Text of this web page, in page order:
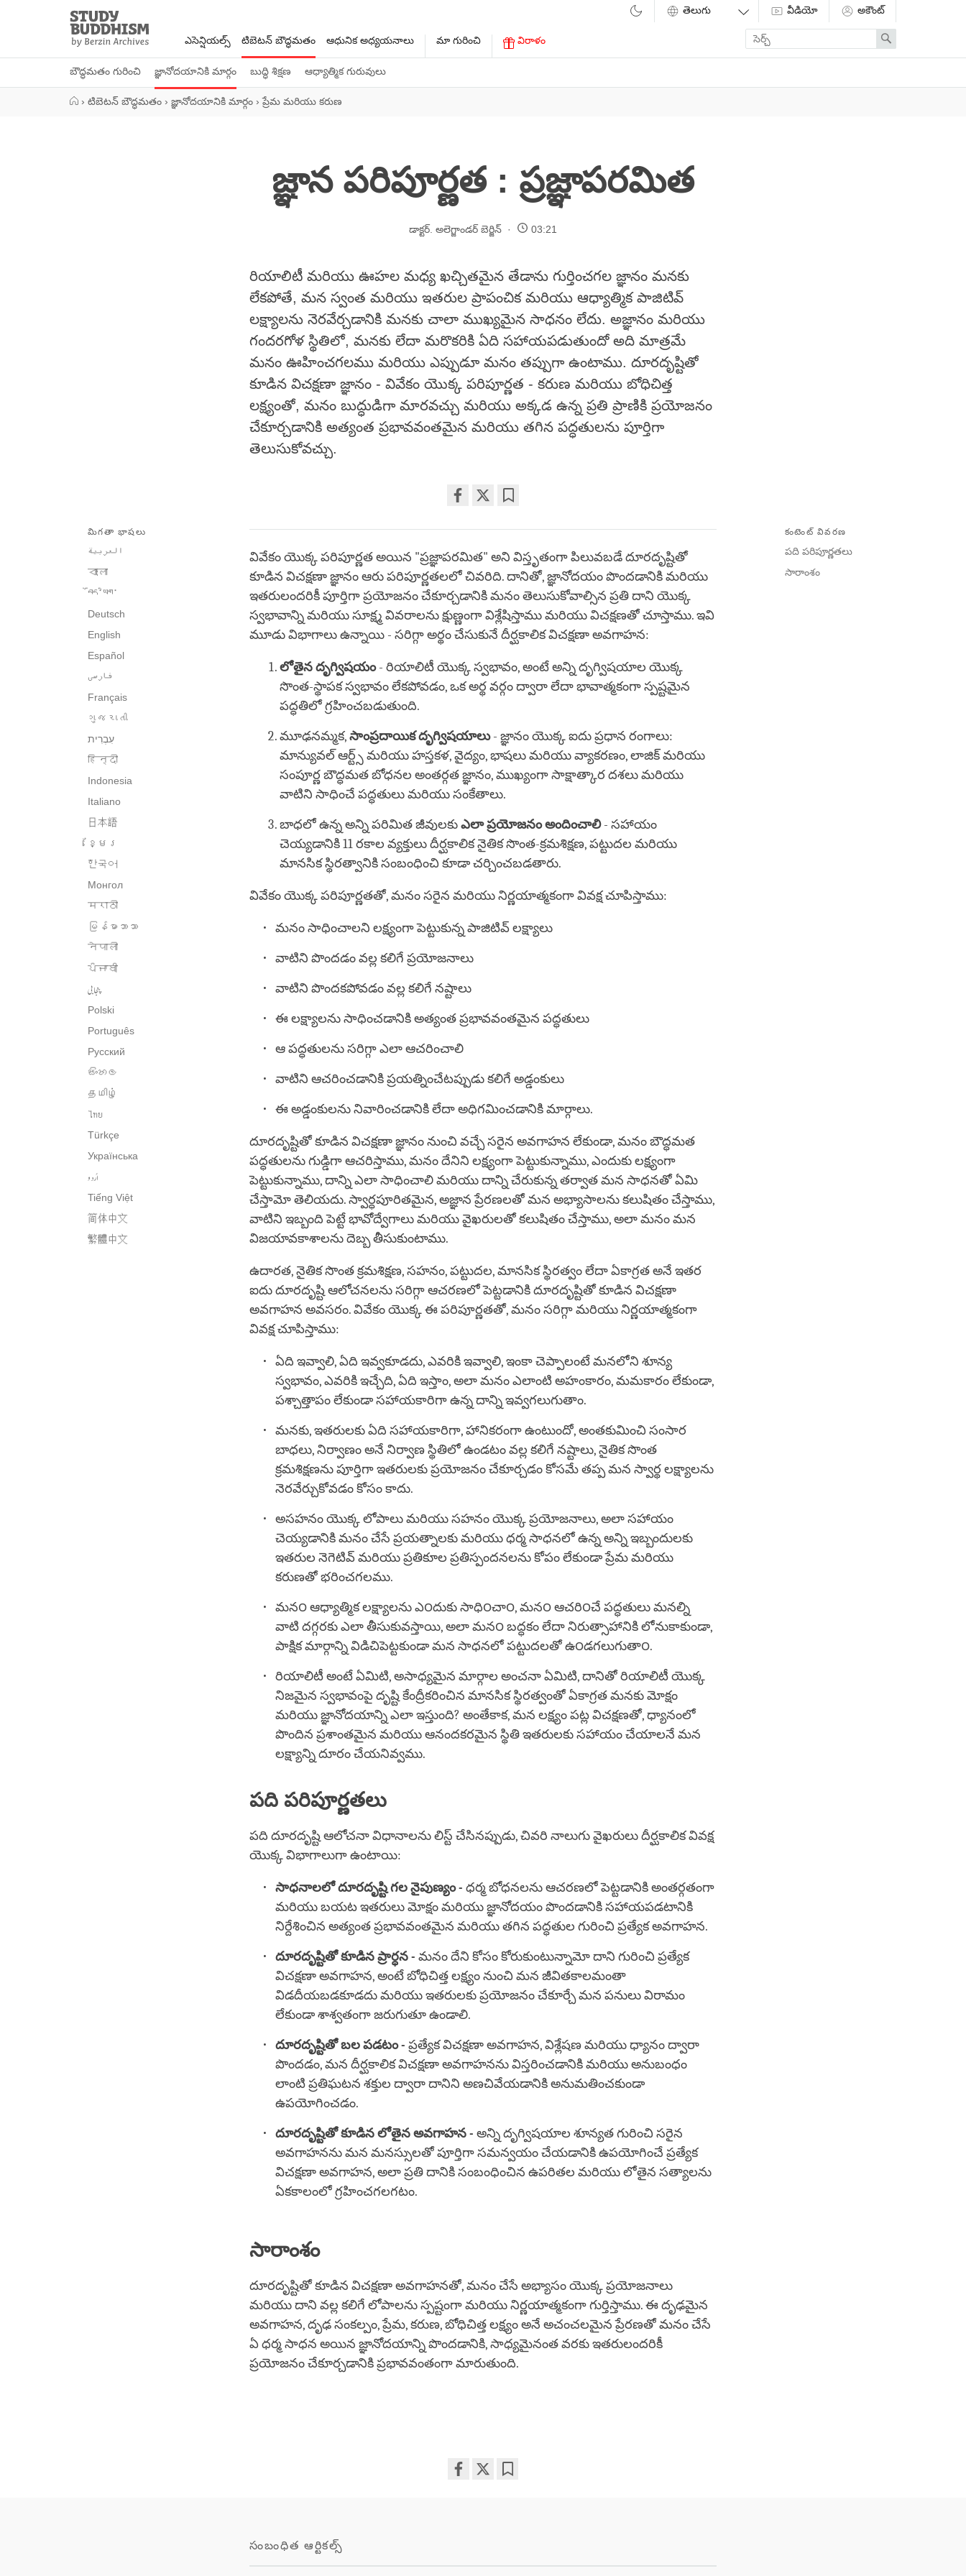
Study
Buddhism
Home
ఎసెన్షియల్స్ టిబెటన్ బౌద్ధమతం
బౌద్ధమతం గురించి జ్ఞానోదయానికి మార్గం బుద్ధి శిక్షణ ఆధ్యాత్మిక గురువులు
ఆధునిక అధ్యయనాలు మా గురించి విరాళం
వీడియో అకౌంట్
Enter
search
term
Search
› టిబెటన్ బౌద్ధమతం › జ్ఞానోదయానికి మార్గం ›ప్రేమ మరియు కరుణ
జ్ఞాన పరిపూర్ణత : ప్రజ్ఞాపరమిత
డాక్టర్. అలెగ్జాండర్ బెర్జిన్ 03:21
రియాలిటీ మరియు ఊహల మధ్య ఖచ్చితమైన తేడాను గుర్తించగల జ్ఞానం మనకు
లేకపోతే, మన స్వంత మరియు ఇతరుల ప్రాపంచిక మరియు ఆధ్యాత్మిక పాజిటివ్
లక్ష్యాలను నెరవేర్చడానికి మనకు చాలా ముఖ్యమైన సాధనం లేదు. అజ్ఞానం మరియు
గందరగోళ స్థితిలో, మనకు లేదా మరొకరికి ఏది సహాయపడుతుందో అది మాత్రమే
మనం ఊహించగలము మరియు ఎప్పుడూ మనం తప్పుగా ఉంటాము. దూరదృష్టితో
కూడిన విచక్షణా జ్ఞానం - వివేకం యొక్క పరిపూర్ణత - కరుణ మరియు బోధిచిత్త
లక్ష్యంతో, మనం బుద్ధుడిగా మారవచ్చు మరియు అక్కడ ఉన్న ప్రతి ప్రాణికి ప్రయోజనం
చేకూర్చడానికి అత్యంత ప్రభావవంతమైన మరియు తగిన పద్ధతులను పూర్తిగా
తెలుసుకోవచ్చు.
on
facebook
కంటెంట్ వివరణ
పది పరిపూర్ణతలు
సారాంశం
మిగతా భాషలు
العربية
বাংলা
བོད་ཡིག་
Deutsch
English
Español
فارسی
Français
ગુજરાતી
हिन्दी
Indonesia
Italiano
日本語
ខ្មែរ
한국어
Монгол
मराठी
မြန်မာဘာသာ
नेपाली
ਪੰਜਾਬੀ
پنجابی
Polski
Português
Русский
සිංහල
தமிழ்
ไทย
Türkçe
Українська
اُردو
Tiếng Việt
简体中文
繁體中文
వివేకం యొక్క పరిపూర్ణత అయిన "ప్రజ్ఞాపరమిత" అని విస్తృతంగా పిలువబడే దూరదృష్టితో
కూడిన విచక్షణా జ్ఞానం ఆరు పరిపూర్ణతలలో చివరిది. దానితో, జ్ఞానోదయం పొందడానికి మరియు
ఇతరులందరికీ పూర్తిగా ప్రయోజనం చేకూర్చడానికి మనం తెలుసుకోవాల్సిన ప్రతి దాని యొక్క
స్వభావాన్ని మరియు సూక్ష్మ వివరాలను క్షుణ్ణంగా విశ్లేషిస్తాము మరియు విచక్షణతో చూస్తాము. ఇవి
మూడు విభాగాలు ఉన్నాయి - సరిగ్గా అర్థం చేసుకునే దీర్ఘకాలిక విచక్షణా అవగాహన:
లోతైన దృగ్విషయం- రియాలిటీ యొక్క స్వభావం, అంటే అన్ని దృగ్విషయాల యొక్క
సొంత-స్థాపక స్వభావం లేకపోవడం, ఒక అర్థ వర్గం ద్వారా లేదా భావాత్మకంగా స్పష్టమైన
పద్ధతిలో గ్రహించబడుతుంది.
మూఢనమ్మక,సాంప్రదాయిక దృగ్విషయాలు- జ్ఞానం యొక్క ఐదు ప్రధాన రంగాలు:
మాన్యువల్ ఆర్ట్స్ మరియు హస్తకళ, వైద్యం, భాషలు మరియు వ్యాకరణం, లాజిక్ మరియు
సంపూర్ణ బౌద్ధమత బోధనల అంతర్గత జ్ఞానం, ముఖ్యంగా సాక్షాత్కార దశలు మరియు
వాటిని సాధించే పద్ధతులు మరియు సంకేతాలు.
బాధలో ఉన్న అన్ని పరిమిత జీవులకుఎలా ప్రయోజనం అందించాలి- సహాయం
చెయ్యడానికి 11 రకాల వ్యక్తులు దీర్ఘకాలిక నైతిక సొంత-క్రమశిక్షణ, పట్టుదల మరియు
మానసిక స్థిరత్వానికి సంబంధించి కూడా చర్చించబడతారు.
వివేకం యొక్క పరిపూర్ణతతో, మనం సరైన మరియు నిర్ణయాత్మకంగా వివక్ష చూపిస్తాము:
మనం సాధించాలని లక్ష్యంగా పెట్టుకున్న పాజిటివ్ లక్ష్యాలు
వాటిని పొందడం వల్ల కలిగే ప్రయోజనాలు
వాటిని పొందకపోవడం వల్ల కలిగే నష్టాలు
ఈ లక్ష్యాలను సాధించడానికి అత్యంత ప్రభావవంతమైన పద్ధతులు
ఆ పద్ధతులను సరిగ్గా ఎలా ఆచరించాలి
వాటిని ఆచరించడానికి ప్రయత్నించేటప్పుడు కలిగే అడ్డంకులు
ఈ అడ్డంకులను నివారించడానికి లేదా అధిగమించడానికి మార్గాలు.
దూరదృష్టితో కూడిన విచక్షణా జ్ఞానం నుంచి వచ్చే సరైన అవగాహన లేకుండా, మనం బౌద్ధమత
పద్ధతులను గుడ్డిగా ఆచరిస్తాము, మనం దేనిని లక్ష్యంగా పెట్టుకున్నాము, ఎందుకు లక్ష్యంగా
పెట్టుకున్నాము, దాన్ని ఎలా సాధించాలి మరియు దాన్ని చేరుకున్న తర్వాత మన సాధనతో ఏమి
చేస్తామో తెలియదు. స్వార్ధపూరితమైన, అజ్ఞాన ప్రేరణలతో మన అభ్యాసాలను కలుషితం చేస్తాము,
వాటిని ఇబ్బంది పెట్టే భావోద్వేగాలు మరియు వైఖరులతో కలుషితం చేస్తాము, అలా మనం మన
విజయావకాశాలను దెబ్బ తీసుకుంటాము.
ఉదారత, నైతిక సొంత క్రమశిక్షణ, సహనం, పట్టుదల, మానసిక స్థిరత్వం లేదా ఏకాగ్రత అనే ఇతర
ఐదు దూరదృష్టి ఆలోచనలను సరిగ్గా ఆచరణలో పెట్టడానికి దూరదృష్టితో కూడిన విచక్షణా
అవగాహన అవసరం. వివేకం యొక్క ఈ పరిపూర్ణతతో, మనం సరిగ్గా మరియు నిర్ణయాత్మకంగా
వివక్ష చూపిస్తాము:
ఏది ఇవ్వాలి, ఏది ఇవ్వకూడదు, ఎవరికి ఇవ్వాలి, ఇంకా చెప్పాలంటే మనలోని శూన్య
స్వభావం, ఎవరికి ఇచ్చేది, ఏది ఇస్తాం, అలా మనం ఎలాంటి అహంకారం, మమకారం లేకుండా,
పశ్చాత్తాపం లేకుండా సహాయకారిగా ఉన్న దాన్ని ఇవ్వగలుగుతాం.
మనకు, ఇతరులకు ఏది సహాయకారిగా, హానికరంగా ఉంటుందో, అంతకుమించి సంసార
బాధలు, నిర్వాణం అనే నిర్వాణ స్థితిలో ఉండటం వల్ల కలిగే నష్టాలు, నైతిక సొంత
క్రమశిక్షణను పూర్తిగా ఇతరులకు ప్రయోజనం చేకూర్చడం కోసమే తప్ప మన స్వార్థ లక్ష్యాలను
నెరవేర్చుకోవడం కోసం కాదు.
అసహనం యొక్క లోపాలు మరియు సహనం యొక్క ప్రయోజనాలు, అలా సహాయం
చెయ్యడానికి మనం చేసే ప్రయత్నాలకు మరియు ధర్మ సాధనలో ఉన్న అన్ని ఇబ్బందులకు
ఇతరుల నెగెటివ్ మరియు ప్రతికూల ప్రతిస్పందనలను కోపం లేకుండా ప్రేమ మరియు
కరుణతో భరించగలము.
మన౦ ఆధ్యాత్మిక లక్ష్యాలను ఎ౦దుకు సాధి౦చా౦, మన౦ ఆచరి౦చే పద్ధతులు మనల్ని
వాటి దగ్గరకు ఎలా తీసుకువస్తాయి, అలా మన౦ బద్ధకం లేదా నిరుత్సాహానికి లోనుకాకుండా,
పాక్షిక మార్గాన్ని విడిచిపెట్టకుండా మన సాధనలో పట్టుదలతో ఉ౦డగలుగుతా౦.
రియాలిటీ అంటే ఏమిటి, అసాధ్యమైన మార్గాల అంచనా ఏమిటి, దానితో రియాలిటీ యొక్క
నిజమైన స్వభావంపై దృష్టి కేంద్రీకరించిన మానసిక స్థిరత్వంతో ఏకాగ్రత మనకు మోక్షం
మరియు జ్ఞానోదయాన్ని ఎలా ఇస్తుంది? అంతేకాక, మన లక్ష్యం పట్ల విచక్షణతో, ధ్యానంలో
పొందిన ప్రశాంతమైన మరియు ఆనందకరమైన స్థితి ఇతరులకు సహాయం చేయాలనే మన
లక్ష్యాన్ని దూరం చేయనివ్వము.
పది పరిపూర్ణతలు
పది దూరదృష్టి ఆలోచనా విధానాలను లిస్ట్ చేసినప్పుడు, చివరి నాలుగు వైఖరులు దీర్ఘకాలిక వివక్ష
యొక్క విభాగాలుగా ఉంటాయి:
సాధనాలలో దూరదృష్టి గల నైపుణ్యం -ధర్మ బోధనలను ఆచరణలో పెట్టడానికి అంతర్గతంగా
మరియు బయట ఇతరులు మోక్షం మరియు జ్ఞానోదయం పొందడానికి సహాయపడటానికి
నిర్దేశించిన అత్యంత ప్రభావవంతమైన మరియు తగిన పద్ధతుల గురించి ప్రత్యేక అవగాహన.
దూరదృష్టితో కూడిన ప్రార్ధన -మనం దేని కోసం కోరుకుంటున్నామో దాని గురించి ప్రత్యేక
విచక్షణా అవగాహన, అంటే బోధిచిత్త లక్ష్యం నుంచి మన జీవితకాలమంతా
విడదీయబడకూడదు మరియు ఇతరులకు ప్రయోజనం చేకూర్చే మన పనులు విరామం
లేకుండా శాశ్వతంగా జరుగుతూ ఉండాలి.
దూరదృష్టితో బల పడటం -ప్రత్యేక విచక్షణా అవగాహన, విశ్లేషణ మరియు ధ్యానం ద్వారా
పొందడం, మన దీర్ఘకాలిక విచక్షణా అవగాహనను విస్తరించడానికి మరియు అనుబంధం
లాంటి ప్రతిఘటన శక్తుల ద్వారా దానిని అణచివేయడానికి అనుమతించకుండా
ఉపయోగించడం.
దూరదృష్టితో కూడిన లోతైన అవగాహన -అన్ని దృగ్విషయాల శూన్యత గురించి సరైన
అవగాహనను మన మనస్సులతో పూర్తిగా సమన్వయం చేయడానికి ఉపయోగించే ప్రత్యేక
విచక్షణా అవగాహన, అలా ప్రతి దానికి సంబంధించిన ఉపరితల మరియు లోతైన సత్యాలను
ఏకకాలంలో గ్రహించగలగటం.
సారాంశం
దూరదృష్టితో కూడిన విచక్షణా అవగాహనతో, మనం చేసే అభ్యాసం యొక్క ప్రయోజనాలు
మరియు దాని వల్ల కలిగే లోపాలను స్పష్టంగా మరియు నిర్ణయాత్మకంగా గుర్తిస్తాము. ఈ దృఢమైన
అవగాహన, దృఢ సంకల్పం, ప్రేమ, కరుణ, బోధిచిత్త లక్ష్యం అనే అచంచలమైన ప్రేరణతో మనం చేసే
ఏ ధర్మ సాధన అయిన జ్ఞానోదయాన్ని పొందడానికి, సాధ్యమైనంత వరకు ఇతరులందరికీ
ప్రయోజనం చేకూర్చడానికి ప్రభావవంతంగా మారుతుంది.
సంబంధిత ఆర్టికల్స్